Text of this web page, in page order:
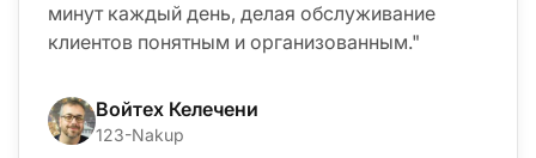
минут каждый день, делая обслуживание
клиентов понятным и организованным."
Войтех Келечени
123-Nakup